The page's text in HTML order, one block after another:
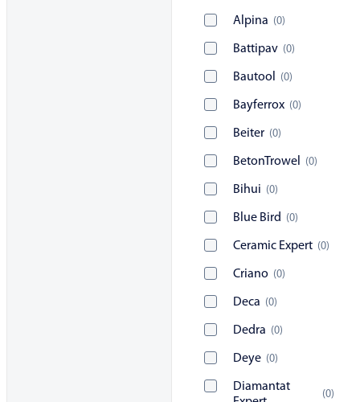
Alpina (0)
Battipav (0)
Bautool (0)
Bayferrox (0)
Beiter (0)
BetonTrowel (0)
Bihui (0)
Blue Bird (0)
Ceramic Expert (0)
Criano (0)
Deca (0)
Dedra (0)
Deye (0)
Diamantat
(0)